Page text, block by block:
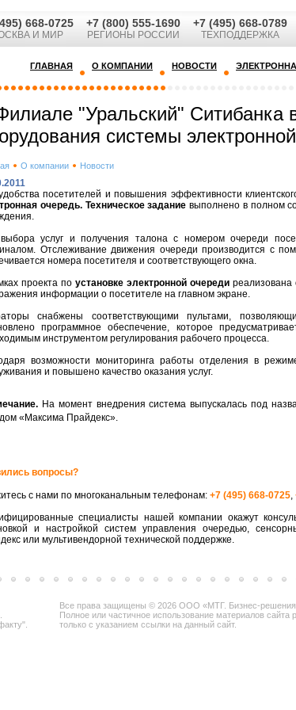
668-0725
И МИР
+7 (800) 555-1690
РЕГИОНЫ РОССИИ
+7 (495) 668-0789
ТЕХПОДДЕРЖКА
ГЛАВНАЯ О КОМПАНИИ НОВОСТИ
"Уральский" Ситибанка
системы
О компании Новости
посетителей и повышения эффективности
очередь. Техническое задание выполнено в полном
услуг и получения талона с номером очереди
Отслеживание движения очереди производится с
номера посетителя и соответствующего окна.
проекта по установке электронной очереди реализована
информации о посетителе на главном экране.
снабжены соответствующими пультами,
программное обеспечение, которое
инструментом регулирования рабочего процесса.
возможности мониторинга работы отделения в
и повышено качество оказания услуг.
На момент внедрения система выпускалась под
«Максима Прайдекс».
вопросы?
с нами по многоканальным телефонам: +7 (495) 668-0725,
специалисты нашей компании окажут
и настройкой систем управления очередью,
или мультивендорной технической поддержке.
Все права защищены © 2026 ООО «МТГ. Бизнес-
Полное или частичное использование материалов сайта
только с указанием ссылки на данный сайт.